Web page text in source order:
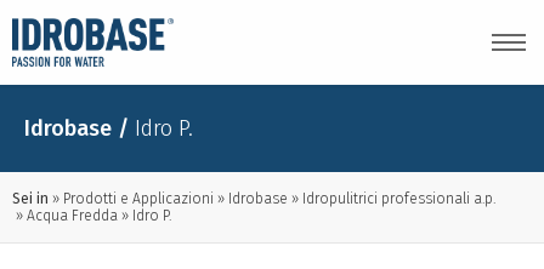
Idrobase / Idro P.
Sei in Prodotti e Applicazioni Idrobase
Idropulitrici professionali a.p.
Acqua Fredda
Idro P.